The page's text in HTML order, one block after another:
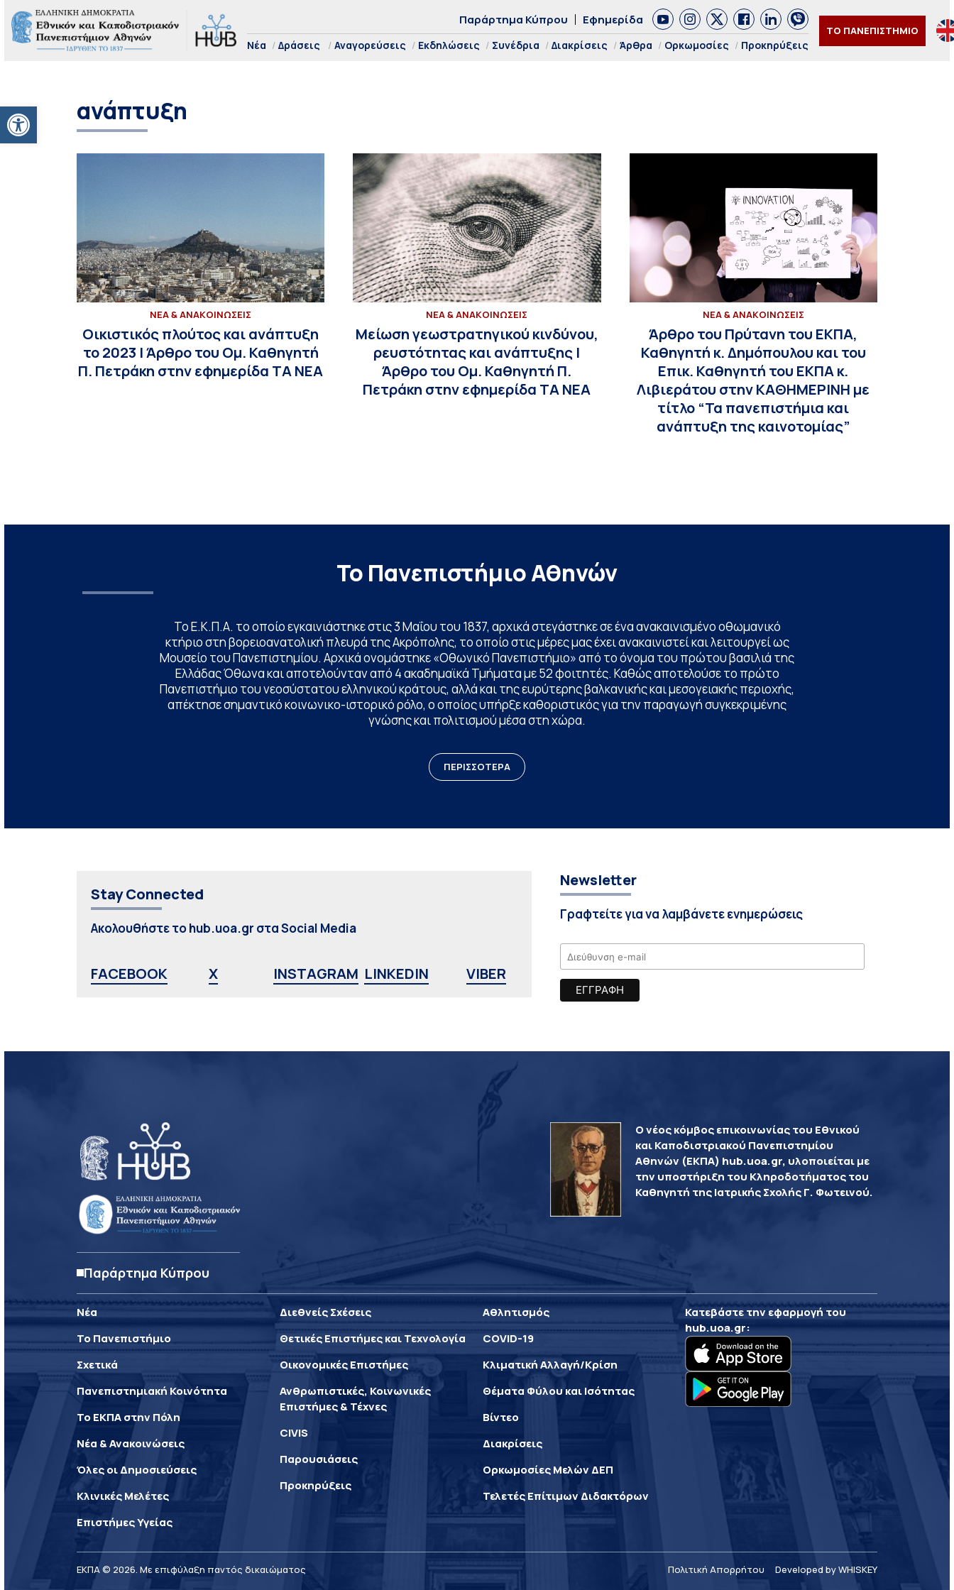
Ανοίξτε τη γραμμή εργαλείων
Παράρτημα Κύπρου Εφημερίδα
Νέα Δράσεις Αναγορεύσεις Εκδηλώσεις Συνέδρια Διακρίσεις Άρθρα Ορκωμοσίες Προκηρύξεις
ΤΟ ΠΑΝΕΠΙΣΤΗΜΙΟ
ανάπτυξη
ΝΕΑ & ΑΝΑΚΟΙΝΩΣΕΙΣ
Οικιστικός πλούτος και ανάπτυξη
το 2023 | Άρθρο του Ομ. Καθηγητή
Π. Πετράκη στην εφημερίδα ΤΑ ΝΕΑ
ΝΕΑ & ΑΝΑΚΟΙΝΩΣΕΙΣ
Μείωση γεωστρατηγικού κινδύνου,
ρευστότητας και ανάπτυξης |
Άρθρο του Ομ. Καθηγητή Π.
Πετράκη στην εφημερίδα ΤΑ ΝΕΑ
ΝΕΑ & ΑΝΑΚΟΙΝΩΣΕΙΣ
Άρθρο του Πρύτανη του ΕΚΠΑ,
Καθηγητή κ. Δημόπουλου και του
Επικ. Καθηγητή του ΕΚΠΑ κ.
Λιβιεράτου στην ΚΑΘΗΜΕΡΙΝΗ με
τίτλο “Τα πανεπιστήμια και
ανάπτυξη της καινοτομίας”
Το Πανεπιστήμιο Αθηνών
Το Ε.Κ.Π.Α. το οποίο εγκαινιάστηκε στις 3 Μαΐου του 1837, αρχικά στεγάστηκε σε ένα ανακαινισμένο οθωμανικό
κτήριο στη βορειοανατολική πλευρά της Ακρόπολης, το οποίο στις μέρες μας έχει ανακαινιστεί και λειτουργεί ως
Μουσείο του Πανεπιστημίου. Αρχικά ονομάστηκε «Οθωνικό Πανεπιστήμιο» από το όνομα του πρώτου βασιλιά της
Ελλάδας Όθωνα και αποτελούνταν από 4 ακαδημαϊκά Τμήματα με 52 φοιτητές. Καθώς αποτελούσε το πρώτο
Πανεπιστήμιο του νεοσύστατου ελληνικού κράτους, αλλά και της ευρύτερης βαλκανικής και μεσογειακής περιοχής,
απέκτησε σημαντικό κοινωνικο-ιστορικό ρόλο, ο οποίος υπήρξε καθοριστικός για την παραγωγή συγκεκριμένης
γνώσης και πολιτισμού μέσα στη χώρα.
ΠΕΡΙΣΣΟΤΕΡΑ
Stay Connected
Ακολουθήστε το hub.uoa.gr στα Social Media
FACEBOOK X INSTAGRAM LINKEDIN VIBER
Newsletter
Γραφτείτε για να λαμβάνετε ενημερώσεις
Παράρτημα Κύπρου
Ο νέος κόμβος επικοινωνίας του Εθνικού
και Καποδιστριακού Πανεπιστημίου
Αθηνών (ΕΚΠΑ) hub.uoa.gr, υλοποιείται με
την υποστήριξη του Κληροδοτήματος του
Καθηγητή της Ιατρικής Σχολής Γ. Φωτεινού.
Νέα
Το Πανεπιστήμιο
Σχετικά
Πανεπιστημιακή Κοινότητα
Το ΕΚΠΑ στην Πόλη
Νέα & Ανακοινώσεις
Όλες οι Δημοσιεύσεις
Κλινικές Μελέτες
Επιστήμες Υγείας
Διεθνείς Σχέσεις
Θετικές Επιστήμες και Τεχνολογία
Οικονομικές Επιστήμες
Ανθρωπιστικές, Κοινωνικές
Επιστήμες & Τέχνες
CIVIS
Παρουσιάσεις
Προκηρύξεις
Αθλητισμός
COVID-19
Κλιματική Αλλαγή/Κρίση
Θέματα Φύλου και Ισότητας
Βίντεο
Διακρίσεις
Ορκωμοσίες Μελών ΔΕΠ
Τελετές Επίτιμων Διδακτόρων
Κατεβάστε την εφαρμογή του
hub.uoa.gr:
ΕΚΠΑ © 2026. Με επιφύλαξη παντός δικαιώματος Πολιτική Απορρήτου Developed by WHISKEY